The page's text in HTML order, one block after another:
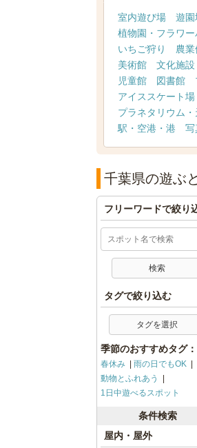
室内遊び場 遊園
植物園・フラワー
いちご狩り
農業
美術館
文化施設
児童館
図書館
アイススケート場
プラネタリウム・
駅・空港・港
写
千葉県の遊ぶ
フリーワードで絞り
タグで絞り込む
タグを選択
季節のおすすめタグ：
春休み
雨の日でもOK
動物とふれあう
1日中遊べるスポット
条件検索
屋内・屋外